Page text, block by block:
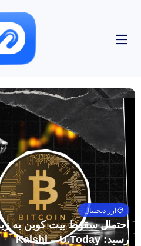
ارز دیجیتال
رسید: Kalshi – U.Today